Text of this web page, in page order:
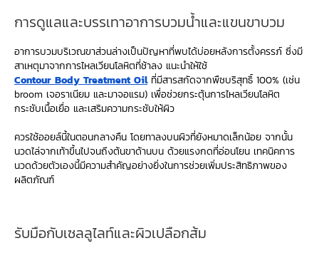
การดูแลและบรรเทาอาการบวมน้ำและแขนขาบวม
อาการบวมบริเวณขาส่วนล่างเป็นปัญหาที่พบได้บ่อยหลังการตั้งครรภ์ ซึ่งมี
สาเหตุมาจากการไหลเวียนโลหิตที่ช้าลง แนะนำให้ใช้
Contour Body Treatment Oilที่มีสารสกัดจากพืชบริสุทธิ์ 100% (เช่น
broom เจอราเนียม และมาจอแรม) เพื่อช่วยกระตุ้นการไหลเวียนโลหิต
กระชับเนื้อเยื่อ และเสริมความกระชับให้ผิว
ควรใช้ออยล์นี้ในตอนกลางคืน โดยทาลงบนผิวที่ยังหมาดเล็กน้อย จากนั้น
นวดไล่จากเท้าขึ้นไปจนถึงต้นขาด้านบน ด้วยแรงกดที่อ่อนโยน เทคนิคการ
นวดด้วยตัวเองนี้มีความสำคัญอย่างยิ่งในการช่วยเพิ่มประสิทธิภาพของ
ผลิตภัณฑ์
รับมือกับเซลลูไลท์และผิวเปลือกส้ม